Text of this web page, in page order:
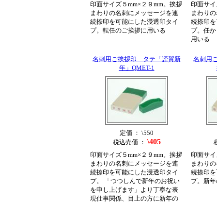
印面サイズ５mm×２９mm。挨拶
まわりの名刺にメッセージを連
続捺印を可能にした浸透印タイ
プ。転任のご挨拶に用いる
印面サ
まわり
続捺印
プ。任
用いる
名刺用ご挨拶印 タテ「謹賀新
年」QMET-1
名刺用
定価 ： \550
税込売価 ： \405
印面サイズ５mm×２９mm。挨拶
まわりの名刺にメッセージを連
続捺印を可能にした浸透印タイ
プ。 「つつしんで新年のお祝い
を申し上げます」より丁寧な表
現仕事関係、目上の方に新年の
印面サ
まわり
続捺印
プ。新